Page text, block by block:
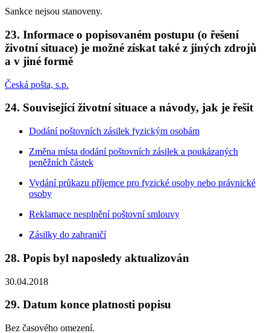
Sankce nejsou stanoveny.
23. Informace o popisovaném postupu (o řešení
životní situace) je možné získat také z jiných zdrojů
a v jiné formě
Česká pošta, s.p.
24. Související životní situace a návody, jak je řešit
Dodání poštovních zásilek fyzickým osobám
Změna místa dodání poštovních zásilek a poukázaných
peněžních částek
Vydání průkazu příjemce pro fyzické osoby nebo právnické
osoby
Reklamace nesplnění poštovní smlouvy
Zásilky do zahraničí
28. Popis byl naposledy aktualizován
30.04.2018
29. Datum konce platnosti popisu
Bez časového omezení.